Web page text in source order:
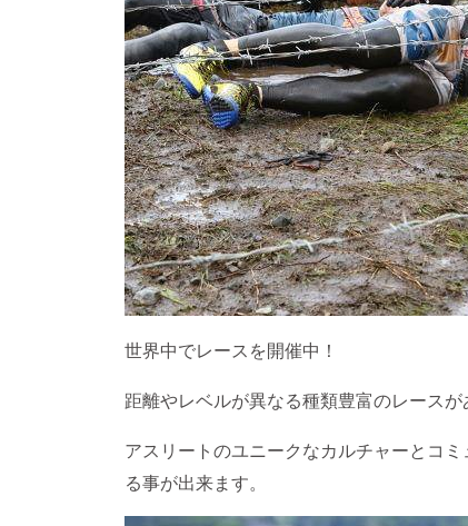
世界中でレースを開催中！
距離やレベルが異なる種類豊富のレースが
アスリートのユニークなカルチャーとコ
る事が出来ます。